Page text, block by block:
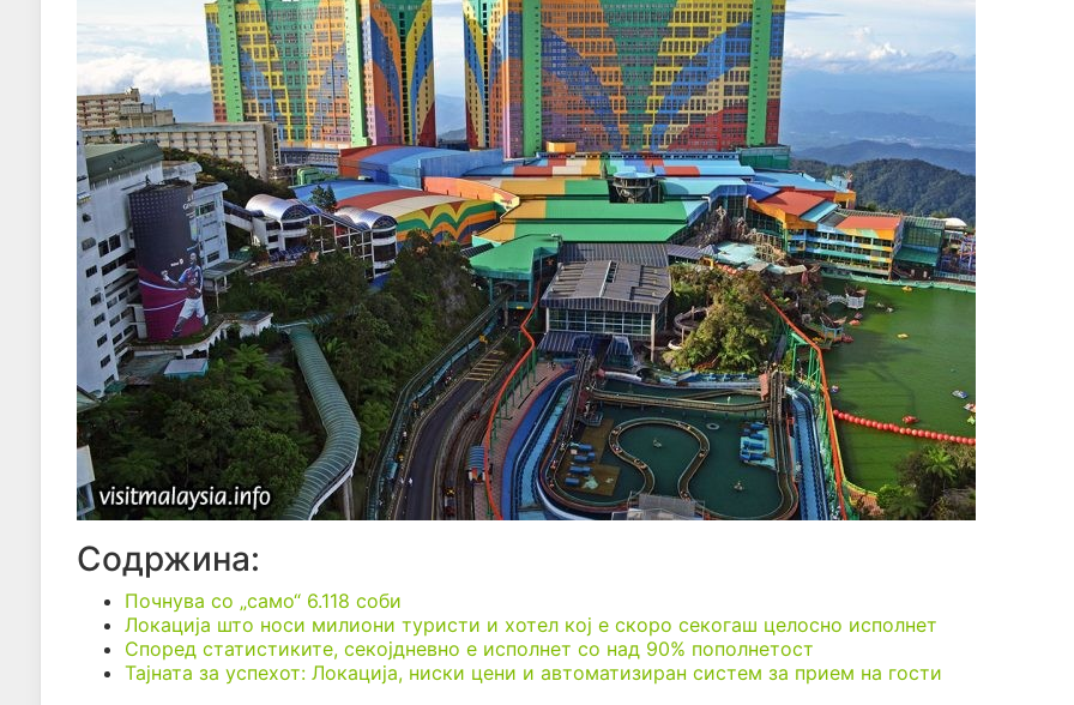
Содржина:
Почнува со „само“ 6.118 соби
Локација што носи милиони туристи и хотел кој е скоро секогаш целосно исполнет
Според статистиките, секојдневно е исполнет со над 90% пополнетост
Тајната за успехот: Локација, ниски цени и автоматизиран систем за прием на гости